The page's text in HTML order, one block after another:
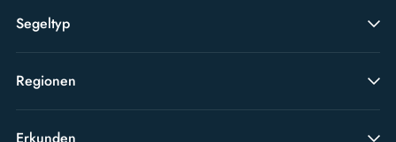
Segeltyp
Regionen
Erkunden